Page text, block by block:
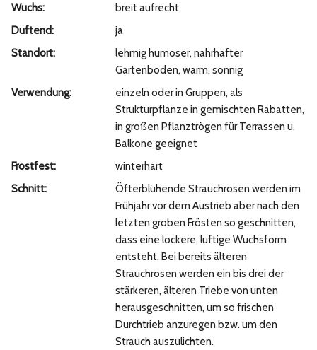
Wuchs:
breit aufrecht
Duftend:
ja
Standort:
lehmig humoser, nahrhafter
Gartenboden, warm, sonnig
Verwendung:
einzeln oder in Gruppen, als
Strukturpflanze in gemischten Rabatten,
in großen Pflanztrögen für Terrassen u.
Balkone geeignet
Frostfest:
winterhart
Schnitt:
Öfterblühende Strauchrosen werden im
Frühjahr vor dem Austrieb aber nach den
letzten groben Frösten so geschnitten,
dass eine lockere, luftige Wuchsform
entsteht. Bei bereits älteren
Strauchrosen werden ein bis drei der
stärkeren, älteren Triebe von unten
herausgeschnitten, um so frischen
Durchtrieb anzuregen bzw. um den
Strauch auszulichten.